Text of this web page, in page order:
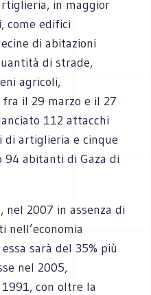
in maggior
come edifici
di abitazioni
di strade,
agricoli,
fra il 29 marzo e il 27
112 attacchi
di artiglieria e cinque
94 abitanti di Gaza di
nel 2007 in assenza di
nell’economia
sarà del 35% più
nel 2005,
con oltre la